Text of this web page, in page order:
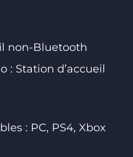
non-Bluetooth
: Station d’accueil
: PC, PS4, Xbox